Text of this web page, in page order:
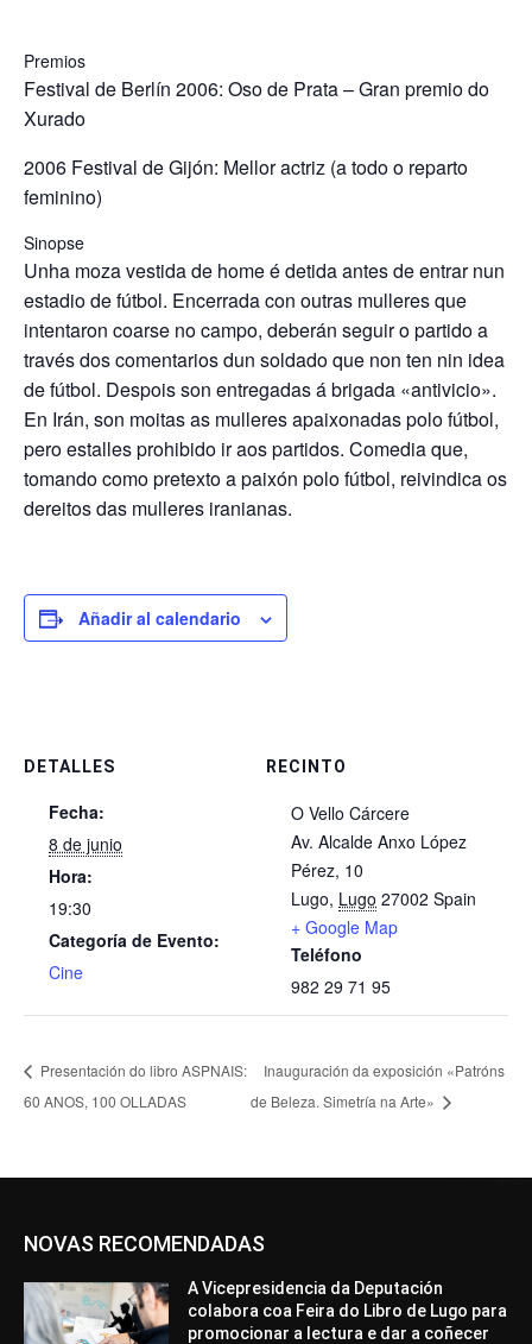
Premios
Festival de Berlín 2006: Oso de Prata – Gran premio do
Xurado
2006 Festival de Gijón: Mellor actriz (a todo o reparto
feminino)
Sinopse
Unha moza vestida de home é detida antes de entrar nun
estadio de fútbol. Encerrada con outras mulleres que
intentaron coarse no campo, deberán seguir o partido a
través dos comentarios dun soldado que non ten nin idea
de fútbol. Despois son entregadas á brigada «antivicio».
En Irán, son moitas as mulleres apaixonadas polo fútbol,
pero estalles prohibido ir aos partidos. Comedia que,
tomando como pretexto a paixón polo fútbol, reivindica os
dereitos das mulleres iranianas.
Añadir al calendario
DETALLES
Fecha:
8 de junio
Hora:
19:30
Categoría de Evento:
Cine
RECINTO
O Vello Cárcere
Av. Alcalde Anxo López
Pérez, 10
Lugo, Lugo 27002 Spain
+ Google Map
Teléfono
982 29 71 95
Presentación do libro ASPNAIS:
60 ANOS, 100 OLLADAS
Inauguración da exposición «Patróns
de Beleza. Simetría na Arte»
NOVAS RECOMENDADAS
A Vicepresidencia da Deputación
colabora coa Feira do Libro de Lugo para
promocionar a lectura e dar a coñecer